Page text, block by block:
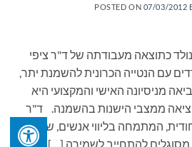
POSTED ON 07/03/2012
"לשקול מחדש 2" נולד כתוצאה מעבודתה של ד"ר ציפי
עם הנטייה הכרונית להשמנת יתר,
מניסיונה האישי והמקצועי היא
ממצבי הישנות בהשמנה. ד"ר
המתמחה בליווי אנשים, שלא רק
להתחייב לשמירה […]